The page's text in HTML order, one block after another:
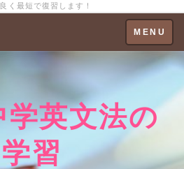
く最短で復習します！
Toggle
navigation
MENU
文法の
習